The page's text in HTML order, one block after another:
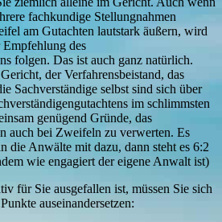
fachkundige Stellungnahmen
am Gutachten lautstark äußern, wird
Empfehlung des
folgen. Das ist auch ganz natürlich.
der Verfahrensbeistand, das
Sachverständige selbst sind sich über
im schlimmsten
genügend Gründe, das
auch bei Zweifeln zu verwerten. Es
die Anwälte mit dazu, dann steht es 6:2
wie engagiert der eigene Anwalt ist)
für Sie ausgefallen ist, müssen Sie sich
auseinandersetzen: